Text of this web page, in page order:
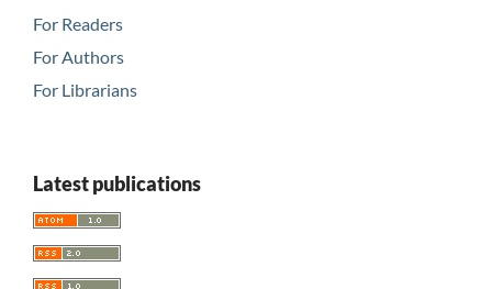
For Readers
For Authors
For Librarians
Latest publications